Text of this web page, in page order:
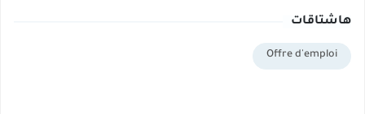
هاشتاقات
Offre d'emploi